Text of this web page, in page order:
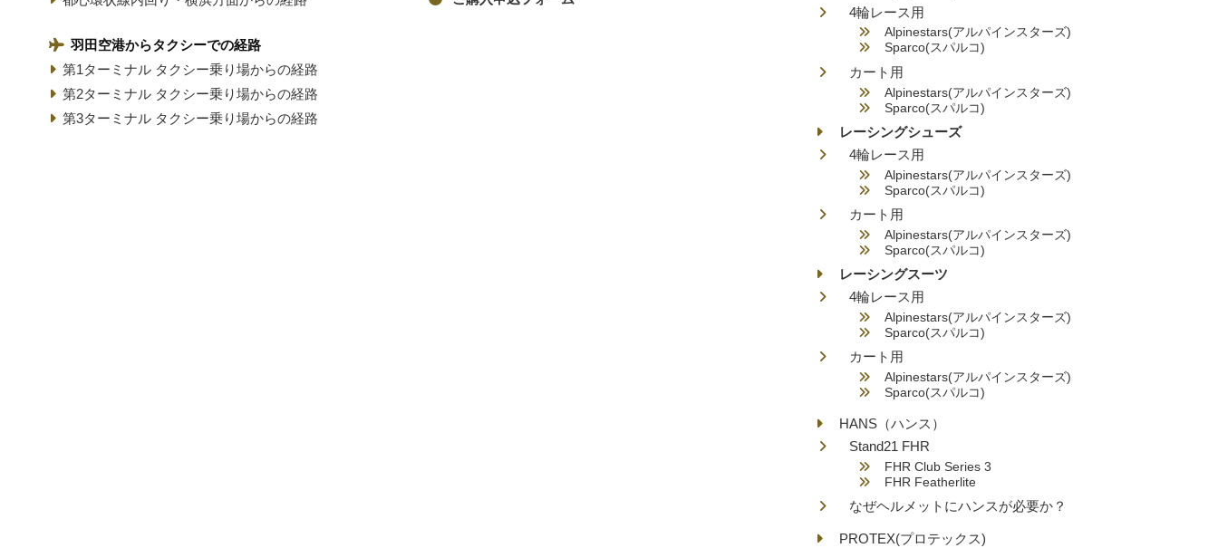
羽田空港からタクシーでの経路
第1ターミナル タクシー乗り場からの経路
第2ターミナル タクシー乗り場からの経路
第3ターミナル タクシー乗り場からの経路
4輪レース用
Alpinestars(アルパインスターズ)
Sparco(スパルコ)
カート用
Alpinestars(アルパインスターズ)
Sparco(スパルコ)
レーシングシューズ
4輪レース用
Alpinestars(アルパインスターズ)
Sparco(スパルコ)
カート用
Alpinestars(アルパインスターズ)
Sparco(スパルコ)
レーシングスーツ
4輪レース用
Alpinestars(アルパインスターズ)
Sparco(スパルコ)
カート用
Alpinestars(アルパインスターズ)
Sparco(スパルコ)
HANS（ハンス）
Stand21 FHR
FHR Club Series 3
FHR Featherlite
なぜヘルメットにハンスが必要か？
PROTEX(プロテックス)